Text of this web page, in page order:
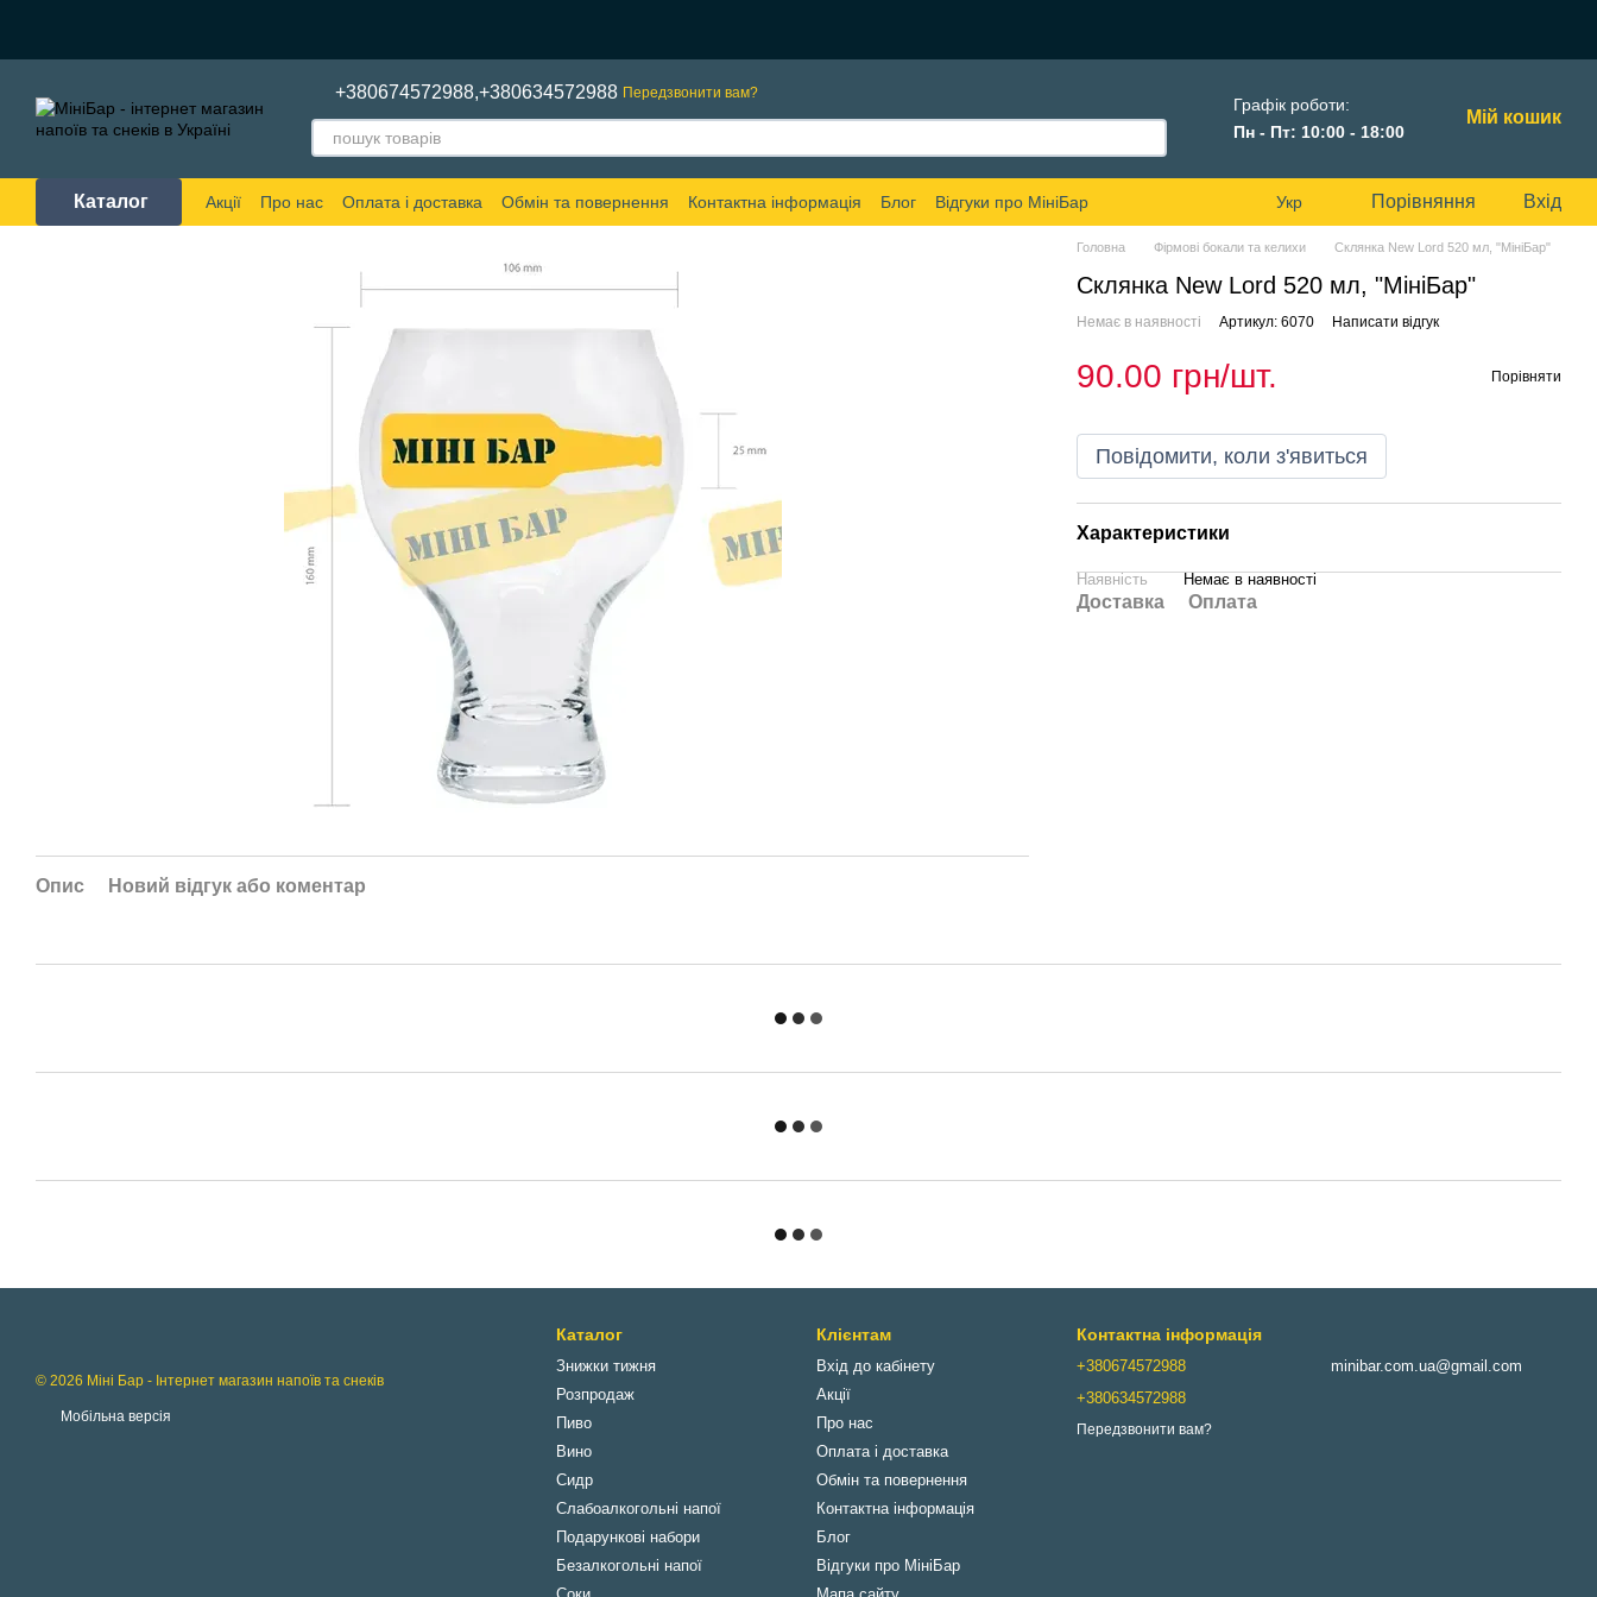
+380674572988,+380634572988 Передзвонити вам?
Графік роботи:
Пн - Пт: 10:00 - 18:00
Мій кошик
Каталог Акції Про нас Оплата і доставка Обмін та повернення Контактна інформація Блог Відгуки про МініБар Укр Порівняння Вхід
Опис Новий відгук або коментар
Головна Фірмові бокали та келихи Склянка New Lord 520 мл, "МініБар"
Склянка New Lord 520 мл, "МініБар"
Немає в наявності Артикул: 6070 Написати відгук
90.00 грн/шт. Порівняти
Повідомити, коли з'явиться
Характеристики
Наявність Немає в наявності
Доставка Оплата
© 2026 Міні Бар - Інтернет магазин напоїв та снеків
Мобільна версія
Каталог
Знижки тижня
Розпродаж
Пиво
Вино
Сидр
Слабоалкогольні напої
Подарункові набори
Безалкогольні напої
Клієнтам
Вхід до кабінету
Акції
Про нас
Оплата і доставка
Обмін та повернення
Контактна інформація
Блог
Відгуки про МініБар
Контактна інформація
+380674572988
+380634572988
Передзвонити вам?
minibar.com.ua@gmail.com